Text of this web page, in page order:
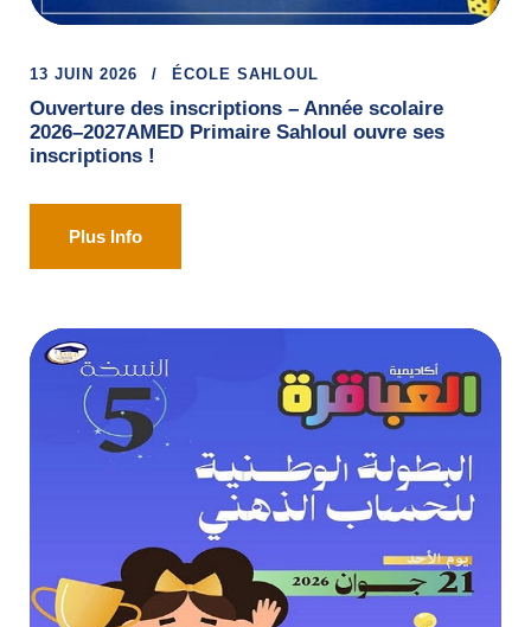
13 JUIN 2026 ÉCOLE SAHLOUL
Ouverture des inscriptions – Année scolaire
2026–2027AMED Primaire Sahloul ouvre ses
inscriptions !
Plus Info